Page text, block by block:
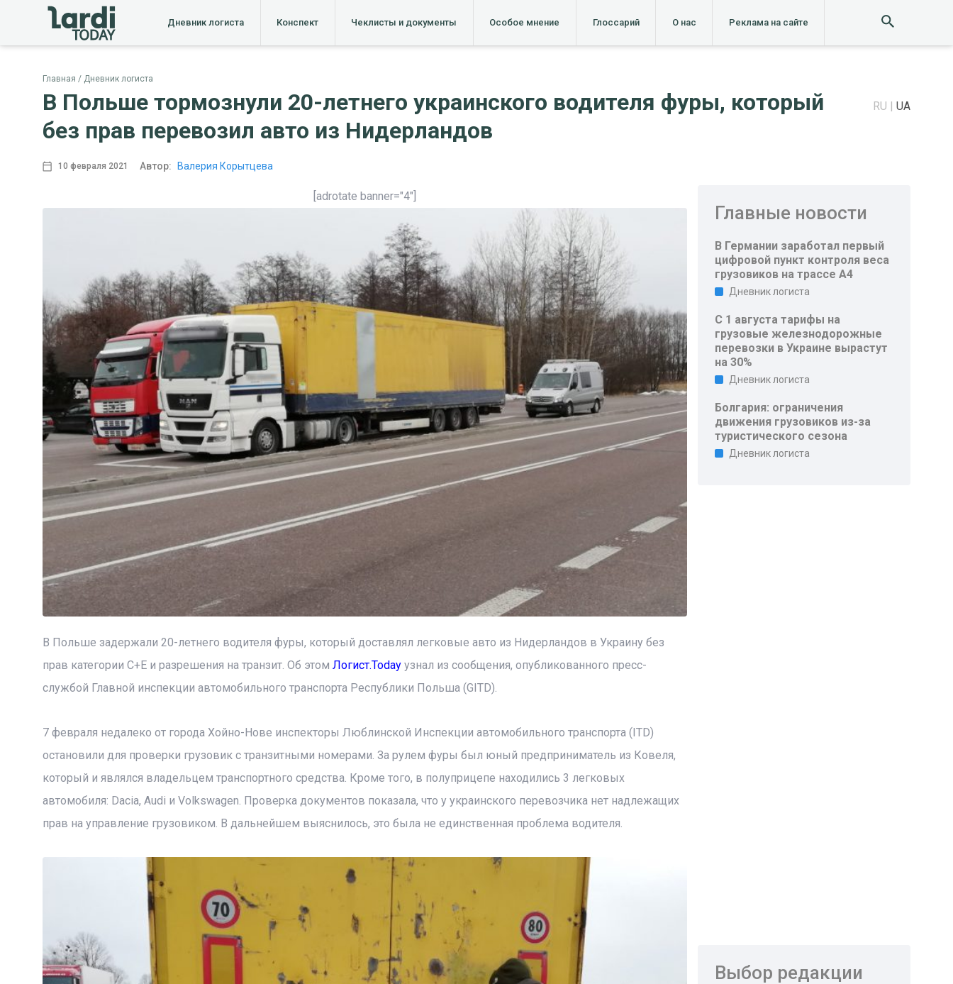
Дневник логиста Конспект Чеклисты и документы Особое мнение Глоссарий О нас Реклама на сайте
Главная Дневник логиста
В Польше тормознули 20-летнего украинского водителя фуры, который
без прав перевозил авто из Нидерландов
RU UA
10 февраля 2021 Автор: Валерия Корытцева
[adrotate banner="4"]
В Польше задержали 20-летнего водителя фуры, который доставлял легковые авто из Нидерландов в Украину без
прав категории C+E и разрешения на транзит. Об этом Логист.Todayузнал из сообщения, опубликованного пресс-
службой Главной инспекции автомобильного транспорта Республики Польша (GITD).
7 февраля недалеко от города Хойно-Нове инспекторы Люблинской Инспекции автомобильного транспорта (ITD)
остановили для проверки грузовик с транзитными номерами. За рулем фуры был юный предприниматель из Ковеля,
который и являлся владельцем транспортного средства. Кроме того, в полуприцепе находились 3 легковых
автомобиля: Dacia, Audi и Volkswagen. Проверка документов показала, что у украинского перевозчика нет надлежащих
прав на управление грузовиком. В дальнейшем выяснилось, это была не единственная проблема водителя.
Главные новости
В Германии заработал первый
цифровой пункт контроля веса
грузовиков на трассе A4
Дневник логиста
С 1 августа тарифы на
грузовые железнодорожные
перевозки в Украине вырастут
на 30%
Дневник логиста
Болгария: ограничения
движения грузовиков из-за
туристического сезона
Дневник логиста
Выбор редакции